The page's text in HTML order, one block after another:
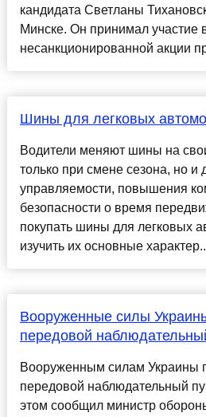
кандидата Светланы
Минске. Он принимал участие
несанкционированной акции
Шины для легковых
Водители меняют шины на
только при смене сезона, но и
управляемости, повышения
безопасности о время
покупать шины для легковых
изучить их основные
Вооруженные силы
передовой
Вооруженным силам Украины
передовой наблюдательный
этом сообщил министр